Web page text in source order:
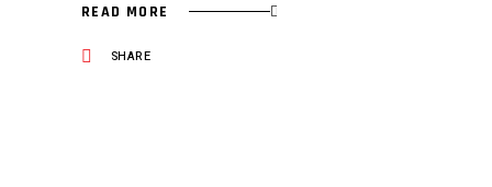
READ MORE
SHARE